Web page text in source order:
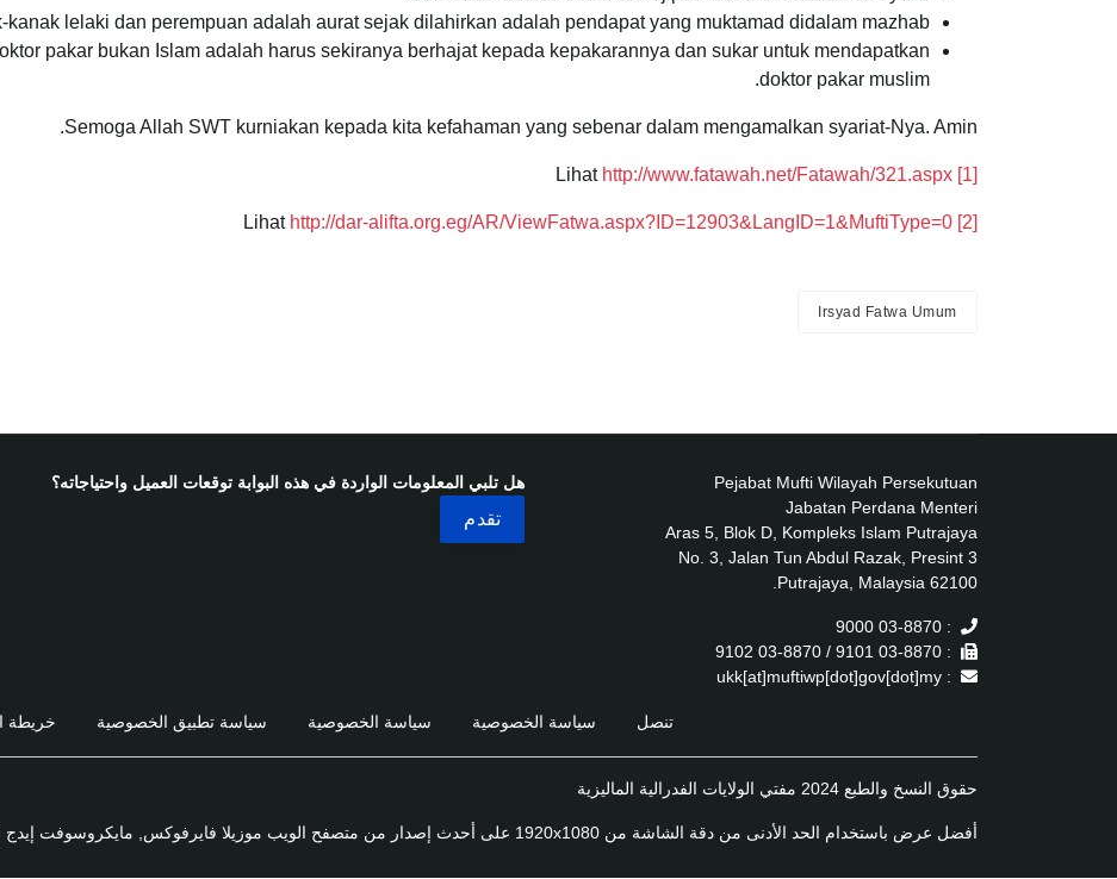
kanak lelaki dan perempuan adalah aurat sejak dilahirkan adalah pendapat yang muktamad didalam mazhab.
pakar bukan Islam adalah harus sekiranya berhajat kepada kepakarannya dan sukar untuk mendapatkan
doktor pakar muslim.
Semoga Allah SWT kurniakan kepada kita kefahaman yang sebenar dalam mengamalkan syariat-Nya. Amin.
http://www.fatawah.net/Fatawah/321.aspx
http://dar-alifta.org.eg/AR/ViewFatwa.aspx?ID=12903&LangID=1&MuftiType=0
Irsyad Fatwa Umum
Pejabat Mufti Wilayah Persekutuan
Jabatan Perdana Menteri
Aras 5, Blok D, Kompleks Islam Putrajaya
No. 3, Jalan Tun Abdul Razak, Presint 3
62100 Putrajaya, Malaysia.
: 03-8870 9000
: 03-8870 9101 / 03-8870 9102
: ukk[at]muftiwp[dot]gov[dot]my
هل تلبي المعلومات الواردة في هذه البوابة توقعات العميل واحتياجاته؟
تنصل سياسة الخصوصية سياسة الخصوصية سياسة تطبيق الخصوصية خريطة
حقوق النسخ والطبع 2024 مفتي الولايات الفدرالية الماليزية
أفضل عرض باستخدام الحد الأدنى من دقة الشاشة من 1920x1080 على أحدث إصدار من متصفح الويب موزيلا فايرفوكس, مايكروسوفت إيدج أو جوجل كروم